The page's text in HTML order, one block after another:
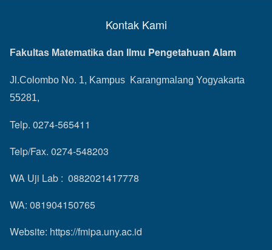
Kontak Kami
Fakultas Matematika dan Ilmu Pengetahuan Alam
Jl.Colombo No. 1, Kampus Karangmalang Yogyakarta
55281,
Telp. 0274-565411
Telp/Fax. 0274-548203
WA Uji Lab : 0882021417778
WA: 081904150765
Website: https://fmipa.uny.ac.id